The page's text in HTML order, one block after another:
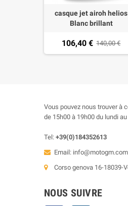
casque jet airoh helios
Blanc brillant
106,40 € 140,00 €
Vous pouvez nous trouver à
de 15h00 à 19h00 du lundi
Tel: +39(0)184352613
Email: info@motogm.com
Corso genova 16-18039-
NOUS SUIVRE